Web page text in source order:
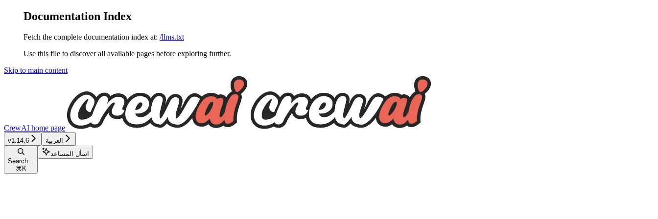
Documentation Index
Fetch the complete documentation index at: /llms.txt
Use this file to discover all available pages before exploring further.
Skip to main content
CrewAI home page
v1.14.6 العربية
Search...
⌘ K
اسأل المساعد